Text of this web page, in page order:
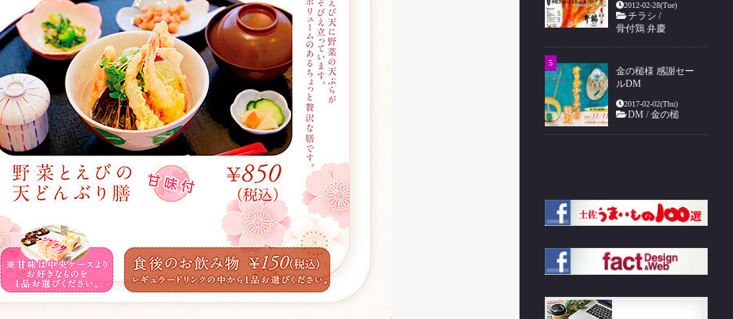
2012-02-28(Tue)
チラシ /
骨付鶏 弁慶
金の槌様 感謝セー
ルDM
2017-02-02(Thu)
DM /金の槌